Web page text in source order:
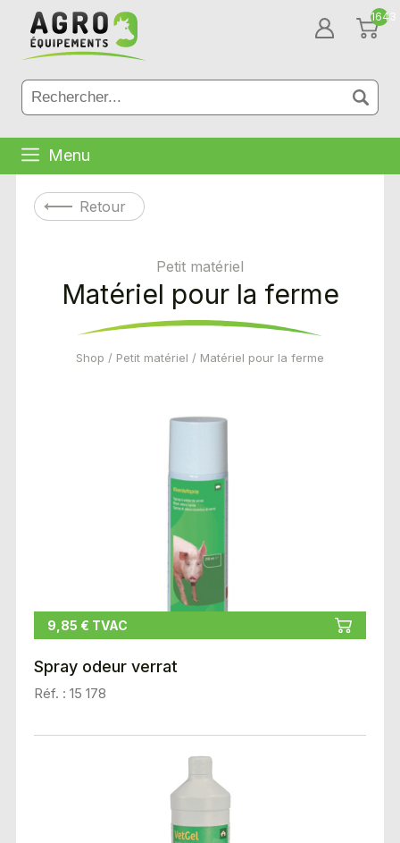
1643
Menu
Retour
Petit matériel
Matériel pour la ferme
Shop / Petit matériel / Matériel pour la ferme
9,85 € TVAC
Spray odeur verrat
Réf. : 15 178